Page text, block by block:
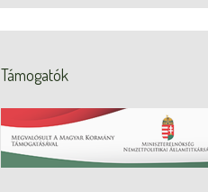
Támogatók